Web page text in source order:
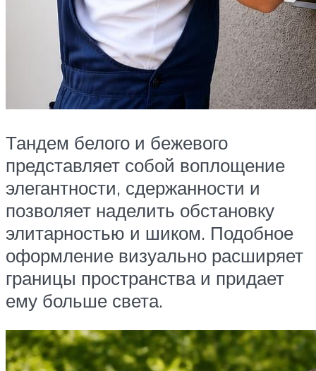
Тандем белого и бежевого
представляет собой воплощение
элегантности, сдержанности и
позволяет наделить обстановку
элитарностью и шиком. Подобное
оформление визуально расширяет
границы пространства и придает
ему больше света.